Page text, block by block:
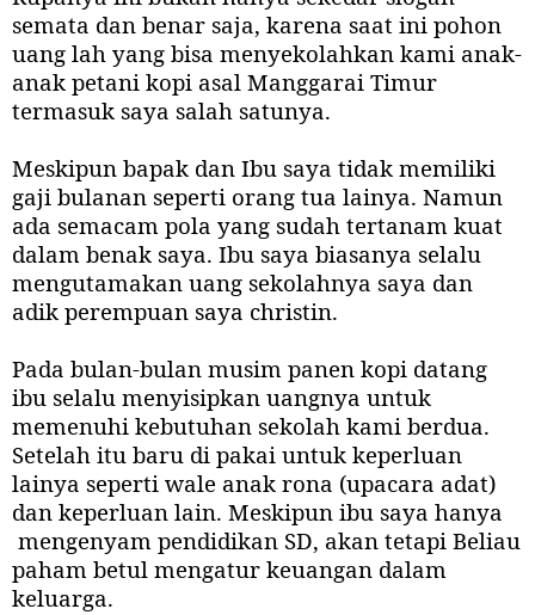
semata dan benar saja, karena saat ini pohon
uang lah yang bisa menyekolahkan kami anak-
anak petani kopi asal Manggarai Timur
termasuk saya salah satunya.
Meskipun bapak dan Ibu saya tidak memiliki
gaji bulanan seperti orang tua lainya. Namun
ada semacam pola yang sudah tertanam kuat
dalam benak saya. Ibu saya biasanya selalu
mengutamakan uang sekolahnya saya dan
adik perempuan saya christin.
Pada bulan-bulan musim panen kopi datang
ibu selalu menyisipkan uangnya untuk
memenuhi kebutuhan sekolah kami berdua.
Setelah itu baru di pakai untuk keperluan
lainya seperti wale anak rona (upacara adat)
dan keperluan lain. Meskipun ibu saya hanya
mengenyam pendidikan SD, akan tetapi Beliau
paham betul mengatur keuangan dalam
keluarga.